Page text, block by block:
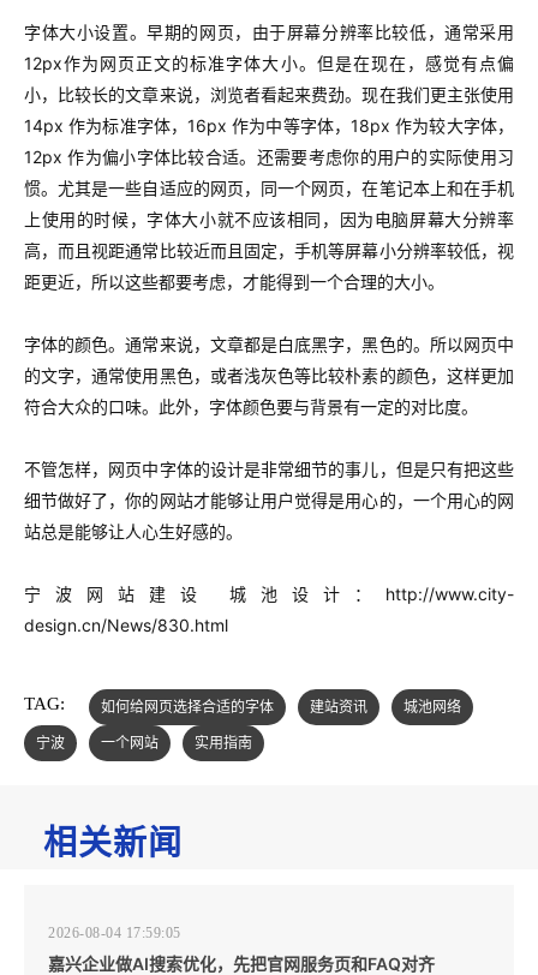
字体大小设置。早期的网页，由于屏幕分辨率比较低，通常采用
12px作为网页正文的标准字体大小。但是在现在，感觉有点偏
小，比较长的文章来说，浏览者看起来费劲。现在我们更主张使用
14px 作为标准字体，16px 作为中等字体，18px 作为较大字体，
12px 作为偏小字体比较合适。还需要考虑你的用户的实际使用习
惯。尤其是一些自适应的网页，同一个网页，在笔记本上和在手机
上使用的时候，字体大小就不应该相同，因为电脑屏幕大分辨率
高，而且视距通常比较近而且固定，手机等屏幕小分辨率较低，视
距更近，所以这些都要考虑，才能得到一个合理的大小。
字体的颜色。通常来说，文章都是白底黑字，黑色的。所以网页中
的文字，通常使用黑色，或者浅灰色等比较朴素的颜色，这样更加
符合大众的口味。此外，字体颜色要与背景有一定的对比度。
不管怎样，网页中字体的设计是非常细节的事儿，但是只有把这些
细节做好了，你的网站才能够让用户觉得是用心的，一个用心的网
站总是能够让人心生好感的。
宁波网站建设 城池设计：http://www.city-
design.cn/News/830.html
TAG: 如何给网页选择合适的字体 建站资讯
城池网络
宁波
一个网站 实用指南
相关新闻
2026-08-04 17:59:05
嘉兴企业做AI搜索优化，先把官网服务页和FAQ对齐